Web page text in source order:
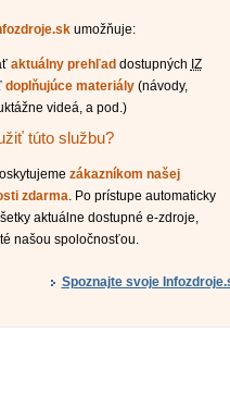
umožňuje:
aktuálny prehľad dostupných IZ
doplňujúce materiály(návody,
videá, a pod.)
túto službu?
zákazníkom našej
zdarma. Po prístupe automaticky
aktuálne dostupné e-zdroje,
našou spoločnosťou.
Spoznajte svoje